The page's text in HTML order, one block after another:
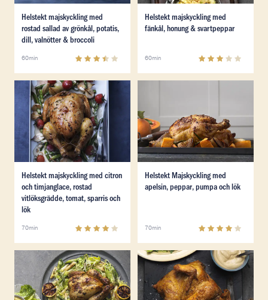
Läs mer om Helstekt majskyckling med rostad sallad
Helstekt majskyckling med
rostad sallad av grönkål, potatis,
dill, valnötter & broccoli
60min
Läs mer om Helstekt
Helstekt majskyckling med
fänkål, honung & svartpeppar
60min
Läs mer om Helstekt majskyckling med citron och
Läs mer om Helstekt majskyckling med citron och
Helstekt majskyckling med citron
och timjanglace, rostad
vitlöksgrädde, tomat, sparris och
lök
70min
Läs mer om Helstekt
Helstekt Majskyckling med
apelsin, peppar, pumpa och lök
70min
Läs mer om Hel ugnsrostad majskyckling med
Läs mer om Hel